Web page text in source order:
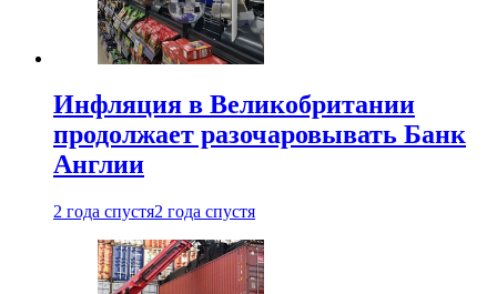
Инфляция в Великобритании
продолжает разочаровывать Банк
Англии
2 года спустя2 года спустя